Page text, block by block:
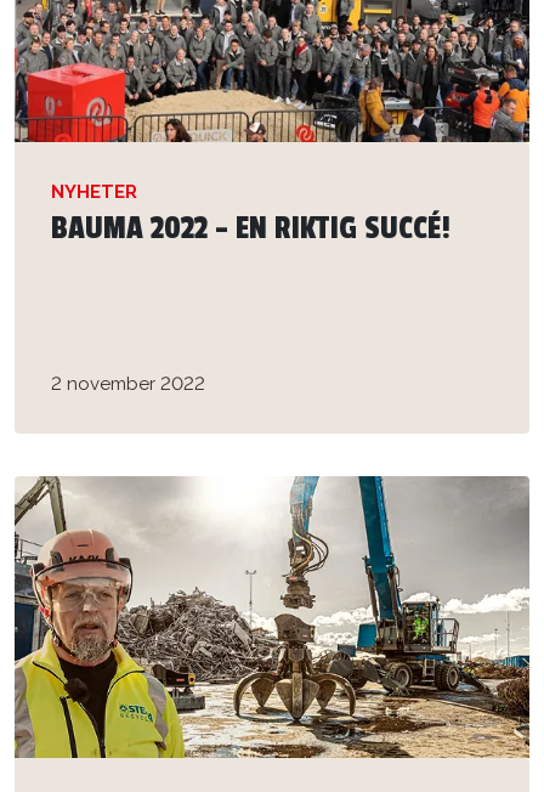
NYHETER
BAUMA 2022 – EN RIKTIG SUCCÉ!
2 november 2022